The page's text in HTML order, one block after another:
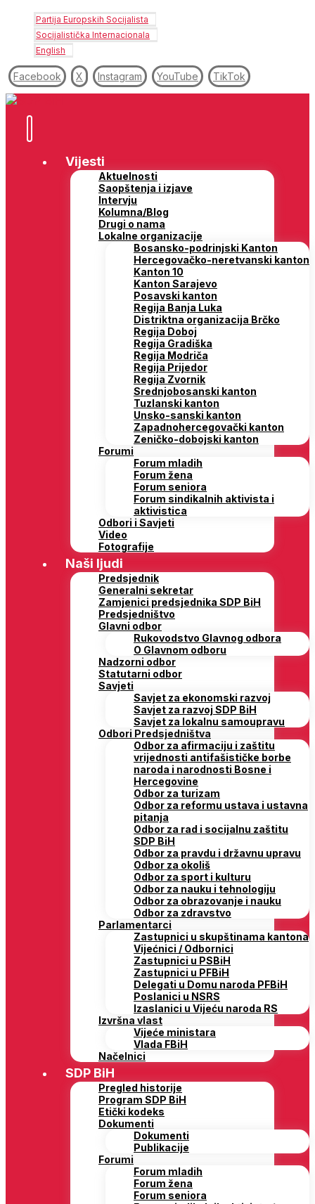
Partija Europskih Socijalista
Socijalistička Internacionala
English
Facebook X Instagram YouTube TikTok
Vijesti
Aktuelnosti
Saopštenja i izjave
Intervju
Kolumna/Blog
Drugi o nama
Lokalne organizacije
Bosansko-podrinjski Kanton
Hercegovačko-neretvanski kanton
Kanton 10
Kanton Sarajevo
Posavski kanton
Regija Banja Luka
Distriktna organizacija Brčko
Regija Doboj
Regija Gradiška
Regija Modriča
Regija Prijedor
Regija Zvornik
Srednjobosanski kanton
Tuzlanski kanton
Unsko-sanski kanton
Zapadnohercegovački kanton
Zeničko-dobojski kanton
Forumi
Forum mladih
Forum žena
Forum seniora
Forum sindikalnih aktivista i
aktivistica
Odbori i Savjeti
Video
Fotografije
Naši ljudi
Predsjednik
Generalni sekretar
Zamjenici predsjednika SDP BiH
Predsjedništvo
Glavni odbor
Rukovodstvo Glavnog odbora
O Glavnom odboru
Nadzorni odbor
Statutarni odbor
Savjeti
Savjet za ekonomski razvoj
Savjet za razvoj SDP BiH
Savjet za lokalnu samoupravu
Odbori Predsjedništva
Odbor za afirmaciju i zaštitu
vrijednosti antifašističke borbe
naroda i narodnosti Bosne i
Hercegovine
Odbor za turizam
Odbor za reformu ustava i ustavna
pitanja
Odbor za rad i socijalnu zaštitu
SDP BiH
Odbor za pravdu i državnu upravu
Odbor za okoliš
Odbor za sport i kulturu
Odbor za nauku i tehnologiju
Odbor za obrazovanje i nauku
Odbor za zdravstvo
Parlamentarci
Zastupnici u skupštinama kantona
Vijećnici / Odbornici
Zastupnici u PSBiH
Zastupnici u PFBiH
Delegati u Domu naroda PFBiH
Poslanici u NSRS
Izaslanici u Vijeću naroda RS
Izvršna vlast
Vijeće ministara
Vlada FBiH
Načelnici
SDP BiH
Pregled historije
Program SDP BiH
Etički kodeks
Dokumenti
Dokumenti
Publikacije
Forumi
Forum mladih
Forum žena
Forum seniora